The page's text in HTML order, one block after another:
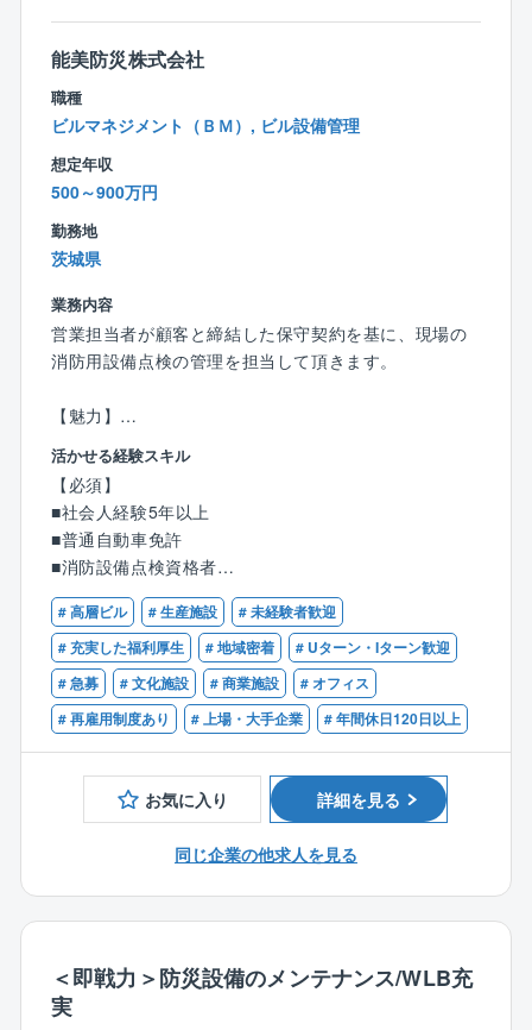
能美防災株式会社
職種
ビルマネジメント（ＢＭ）, ビル設備管理
想定年収
500～900万円
勤務地
茨城県
業務内容
営業担当者が顧客と締結した保守契約を基に、現場の
消防用設備点検の管理を担当して頂きます。
【魅力】
＜業界NO1の安定性と働きやすさ、社会貢献性の高い
事業展開をしているプライム上場企業です＞
・入社時からのエリア限定職が可能、年間休日125日、
所定労働時間7.5時間と働きやすい環境です◎
・火災報知器、消火設備、避難誘導システムなど、多
岐にわたる防災機器を提供しており、幅広いニーズに
対応しており、セコムグループの一員でもあり、確か
な技術と長い歴史で安定した経営基盤を築いていま
す。
・消防設備士の資格は「歓迎」となっており、若手を
育てていく体制の整った会社です。社内の制度とし
るため、キャリアアップができる環境です！
建物に設置されている火災報知器やスプリンクラーを
はじめとした消防用設備の維持管理のお仕事で、点検
備維持サポートを行って頂きます。
【具体的には】
活かせる経験スキル
【必須】
■社会人経験5年以上
■普通自動車免許
■消防設備点検資格者
■建築設備の施工管理もしくはビルメンテナンス・ビル
マネジメントのご経験
【歓迎】
■電気設備工事に関する経験
■監理技術者(消防施設工事、電気通信など)
■電気工事施工管理技士の資格
■消防設備士（甲種）、消防設備士（乙種）
# 高層ビル # 生産施設
# 未経験者歓迎
# 充実した福利厚生
# 地域密着
# Uターン・Iターン歓迎
# 急募
# 文化施設 # 商業施設
# オフィス
# 再雇用制度あり
# 上場・大手企業 # 年間休日120日以上
お気に入り 詳細を見る
同じ企業の他求人を見る
＜即戦力＞防災設備のメンテナンス/WLB充
実